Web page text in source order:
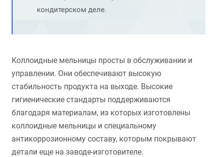
кондитерском деле.
Коллоидные мельницы просты в обслуживании и
управлении. Они обеспечивают высокую
стабильность продукта на выходе. Высокие
гигиенические стандарты поддерживаются
благодаря материалам, из которых изготовлены
коллоидные мельницы и специальному
антикоррозионному составу, которым покрывают
детали еще на заводе-изготовителе.